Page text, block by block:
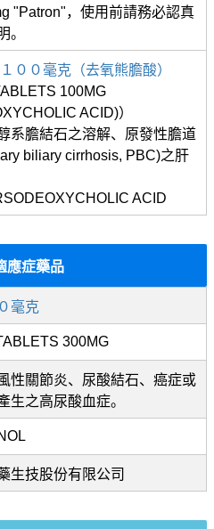
"Patron"，使用前請務必認真
。
００毫克（去氧熊膽酸）
100MG
ACID)）
系膽結石之溶解、原發性膽道
biliary cirrhosis, PBC)之肝
ACID
應症藥品
毫克
300MG
性關節炎、尿酸結石、癌症或
生之高尿酸血症。
生技股份有限公司